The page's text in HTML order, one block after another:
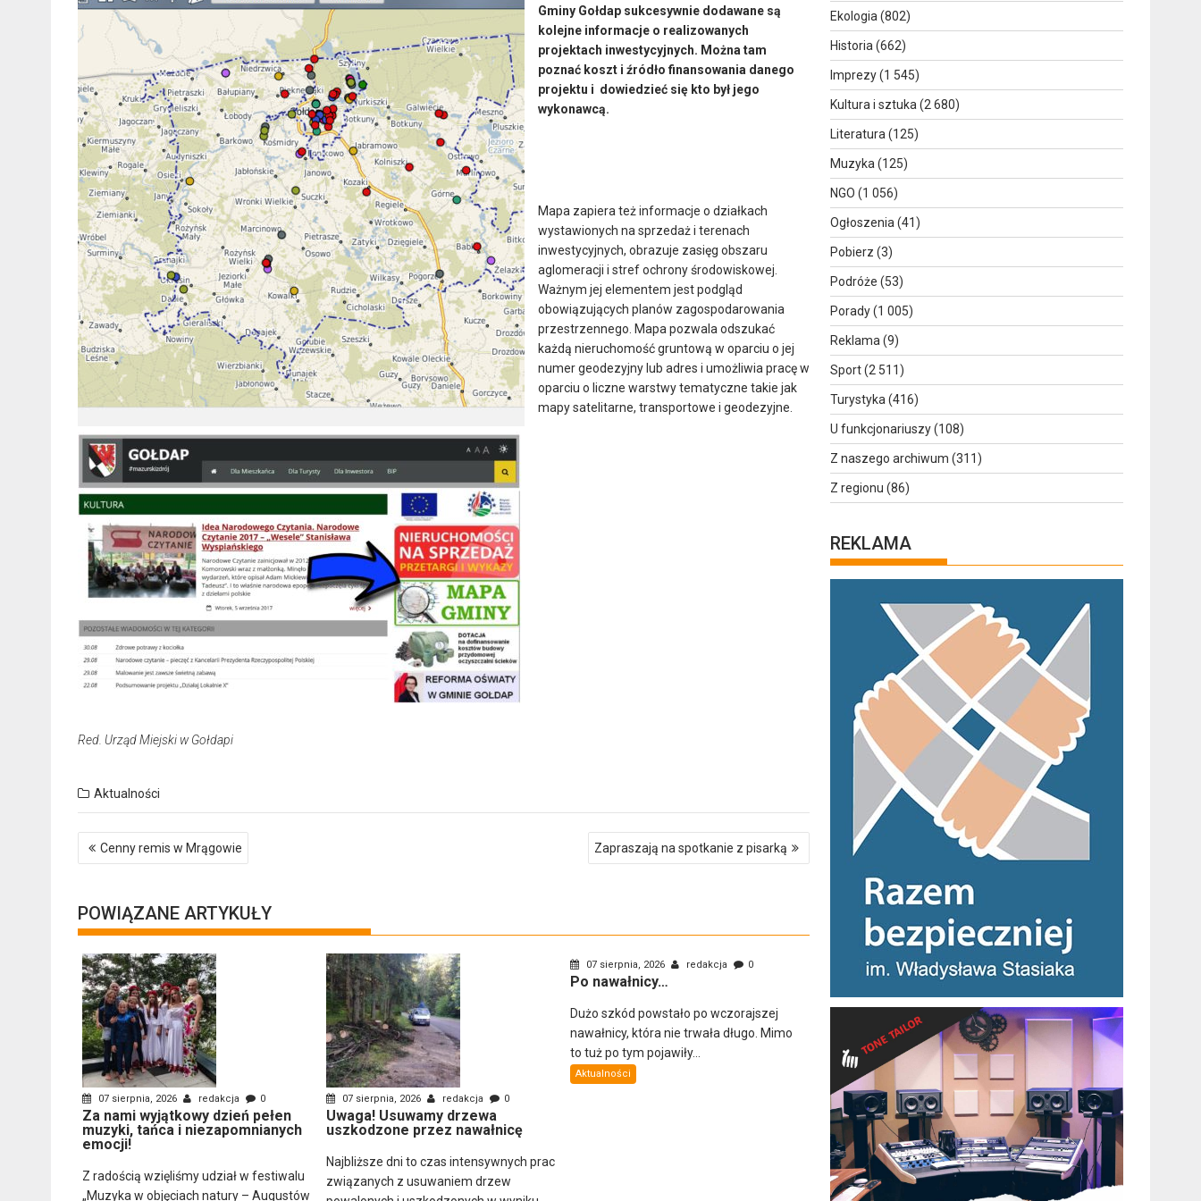
Gminy Gołdap sukcesywnie dodawane są
kolejne informacje o realizowanych
projektach inwestycyjnych. Można tam
poznać koszt i źródło finansowania danego
projektu i dowiedzieć się kto był jego
wykonawcą.
Mapa zapiera też informacje o działkach
wystawionych na sprzedaż i terenach
inwestycyjnych, obrazuje zasięg obszaru
aglomeracji i stref ochrony środowiskowej.
Ważnym jej elementem jest podgląd
obowiązujących planów zagospodarowania
przestrzennego. Mapa pozwala odszukać
każdą nieruchomość gruntową w oparciu o jej
numer geodezyjny lub adres i umożliwia pracę w
oparciu o liczne warstwy tematyczne takie jak
mapy satelitarne, transportowe i geodezyjne.
Red. Urząd Miejski w Gołdapi
Aktualności
Nawigacja
wpisu
Cenny remis w Mrągowie Zapraszają na spotkanie z pisarką
POWIĄZANE ARTYKUŁY
07 sierpnia, 2026 redakcja 0
Za nami wyjątkowy dzień pełen
muzyki, tańca i niezapomnianych
emocji!
Z radością wzięliśmy udział w festiwalu
„Muzyka w objęciach natury – Augustów
07 sierpnia, 2026 redakcja 0
Uwaga! Usuwamy drzewa
uszkodzone przez nawałnicę
Najbliższe dni to czas intensywnych prac
związanych z usuwaniem drzew
07 sierpnia, 2026 redakcja 0
Po nawałnicy…
Dużo szkód powstało po wczorajszej
nawałnicy, która nie trwała długo. Mimo
to tuż po tym pojawiły...
Aktualności
Ekologia (802)
Historia (662)
Imprezy(1 545)
Kultura i sztuka (2 680)
Literatura (125)
Muzyka (125)
NGO (1 056)
Ogłoszenia (41)
Pobierz (3)
Podróże (53)
Porady(1 005)
Reklama (9)
Sport(2 511)
Turystyka (416)
U funkcjonariuszy(108)
Z naszego archiwum (311)
Z regionu (86)
REKLAMA